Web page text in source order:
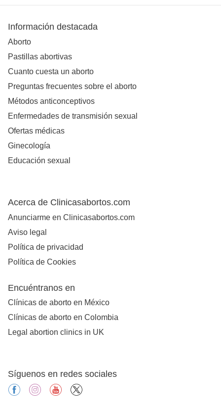
Información destacada
Aborto
Pastillas abortivas
Cuanto cuesta un aborto
Preguntas frecuentes sobre el aborto
Métodos anticonceptivos
Enfermedades de transmisión sexual
Ofertas médicas
Ginecología
Educación sexual
Acerca de Clinicasabortos.com
Anunciarme en Clinicasabortos.com
Aviso legal
Política de privacidad
Política de Cookies
Encuéntranos en
Clínicas de aborto en México
Clínicas de aborto en Colombia
Legal abortion clinics in UK
Síguenos en redes sociales
facebookinstagramyoutube